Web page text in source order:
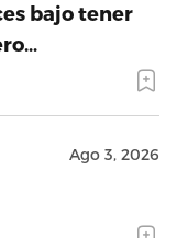
bajo tener
Ago 3, 2026